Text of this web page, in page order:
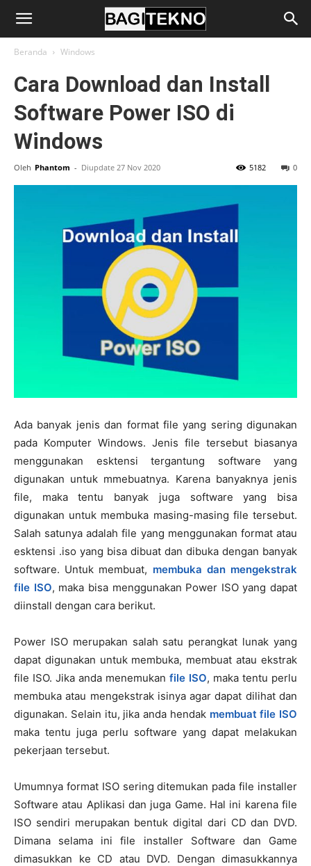
BagiTekno
Beranda Windows
Cara Download dan Install
Software Power ISO di
Windows
Oleh Phantom - Diupdate 27 Nov 2020 0
5182
Ada banyak jenis dan format file yang sering digunakan
pada Komputer Windows. Jenis file tersebut biasanya
menggunakan esktensi tergantung software yang
digunakan untuk mmebuatnya. Karena banyaknya jenis
file, maka tentu banyak juga software yang bisa
digunakan untuk membuka masing-masing file tersebut.
Salah satunya adalah file yang menggunakan format atau
esktensi .iso yang bisa dibuat dan dibuka dengan banyak
software. Untuk membuat, membuka dan mengekstrak
file ISO, maka bisa menggunakan Power ISO yang dapat
diinstall dengan cara berikut.
Power ISO merupakan salah satu perangkat lunak yang
dapat digunakan untuk membuka, membuat atau ekstrak
file ISO. Jika anda menemukan file ISO, maka tentu perlu
membuka atau mengekstrak isinya agar dapat dilihat dan
digunakan. Selain itu, jika anda hendak membuat file ISO
maka tentu juga perlu software yang dapat melakukan
pekerjaan tersebut.
Umumnya format ISO sering ditemukan pada file installer
Software atau Aplikasi dan juga Game. Hal ini karena file
ISO sendiri merupakan bentuk digital dari CD dan DVD.
Dimana selama ini file installer Software dan Game
dimasukkan ke CD atau DVD. Dengan dimasukkannya